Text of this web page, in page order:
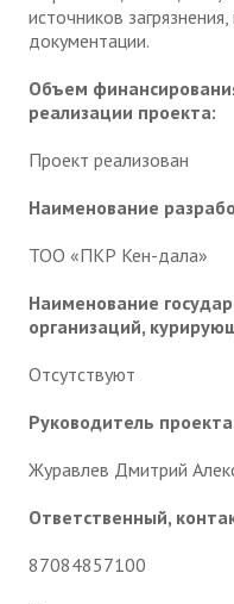
источников
документации.
Объем
реализации проекта:
Проект реализован
Наименование
ТОО «ПКР Кен-дала»
Наименование
организаций,
Отсутствуют
Руководитель
Журавлев Дмитрий
Ответственный,
87084857100